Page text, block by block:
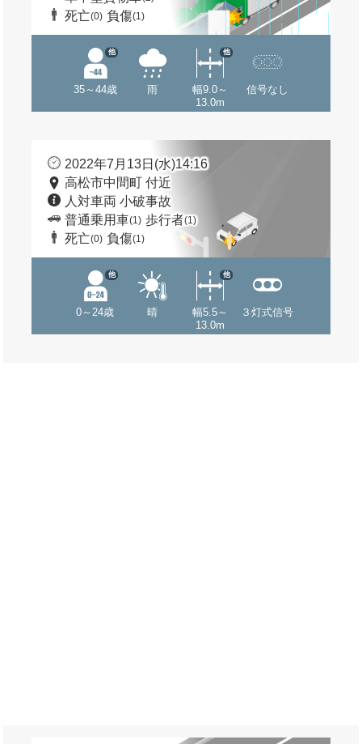
死亡(0) 負傷(1)
35～44歳
他
雨
幅9.0～
13.0m
他
信号なし
2022年7月13日(水)14:16
高松市中間町 付近
人対車両 小破事故
普通乗用車(1) 歩行者(1)
死亡(0) 負傷(1)
0～24歳
他
晴
幅5.5～
13.0m
他
３灯式信号